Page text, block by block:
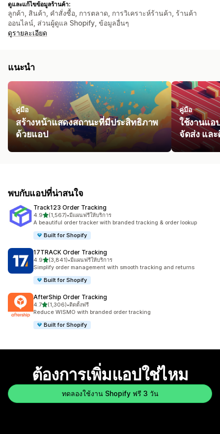
ดูและแก้ไขข้อมูลร้านค้า:
ลูกค้า, สินค้า, คำสั่งซื้อ, การตลาด, การวิเคราะห์ร้านค้า, ร้านค้า
ออนไลน์, ส่วนผู้ดูแล Shopify, ข้อมูลอื่นๆ
ดูรายละเอียด
แนะนำ
คู่มือ
สร้างหน้าแสดงสถานะที่มีประสิทธิภาพ
ด้วยแอป
คู่มือ
ใช้งานแ
จัดส่ง แล
พบกับแอปที่น่าสนใจ
Track123 Order Tracking
4.9เต็ม 5 ดาว
(1,567)
ทั้งหมด 1567 รีวิว
•มีแผนฟรีให้บริการ
A beautiful order tracker with branded tracking & order lookup
Built for Shopify
17TRACK Order Tracking
4.9เต็ม 5 ดาว
(3,841)
ทั้งหมด 3841 รีวิว
•มีแผนฟรีให้บริการ
Simplify order management with smooth tracking and returns
Built for Shopify
AfterShip Order Tracking
4.7เต็ม 5 ดาว
(1,306)
ทั้งหมด 1306 รีวิว
•ติดตั้งฟรี
Reduce WISMO with branded order tracking
Built for Shopify
ต้องการเพิ่มแอปใช่ไหม
ทดลองใช้งาน Shopify ฟรี 3 วัน